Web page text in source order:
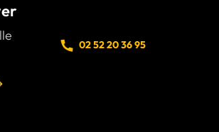
02 52 20 36 95